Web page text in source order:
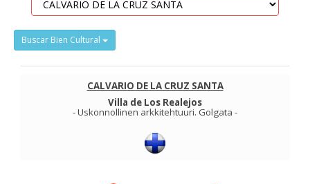
Buscar Bien Cultural
CALVARIO DE LA CRUZ SANTA
Villa de Los Realejos
-Uskonnollinen arkkitehtuuri. Golgata -